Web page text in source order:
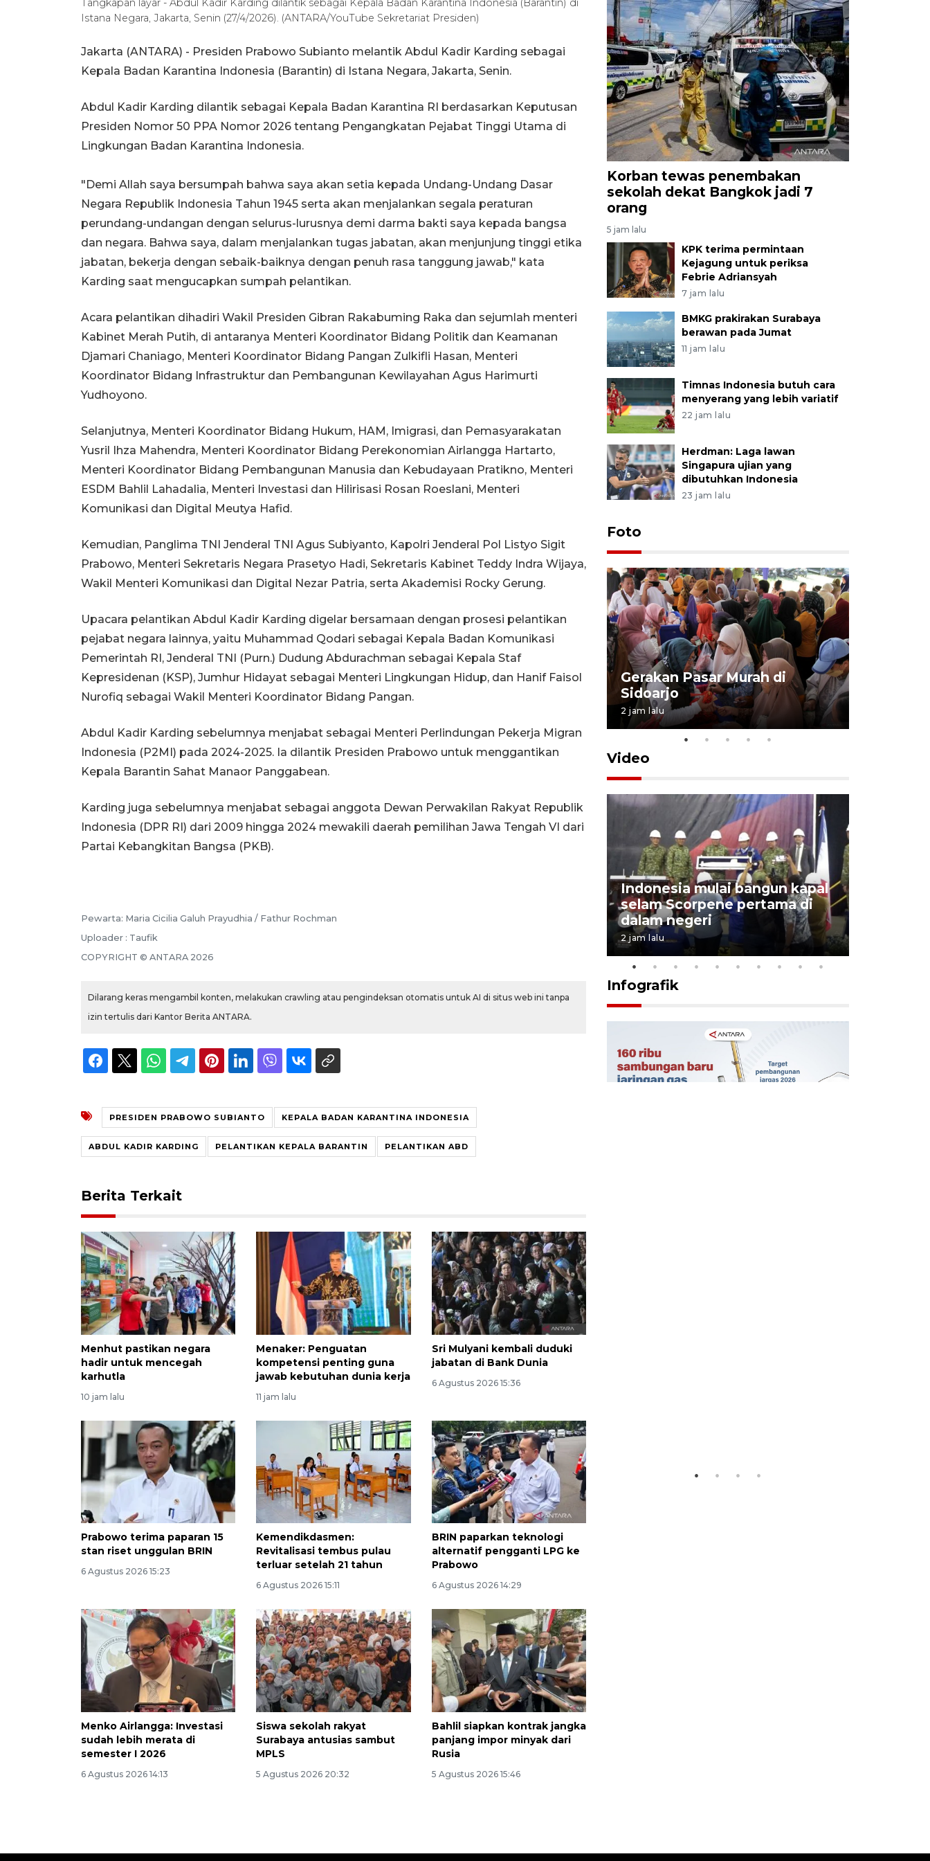
Tangkapan layar - Abdul Kadir Karding dilantik sebagai Kepala Badan Karantina Indonesia (Barantin) di
Istana Negara, Jakarta, Senin (27/4/2026). (ANTARA/YouTube Sekretariat Presiden)
Jakarta (ANTARA) - Presiden Prabowo Subianto melantik Abdul Kadir Karding sebagai
Kepala Badan Karantina Indonesia (Barantin) di Istana Negara, Jakarta, Senin.
Abdul Kadir Karding dilantik sebagai Kepala Badan Karantina RI berdasarkan Keputusan
Presiden Nomor 50 PPA Nomor 2026 tentang Pengangkatan Pejabat Tinggi Utama di
Lingkungan Badan Karantina Indonesia.
"Demi Allah saya bersumpah bahwa saya akan setia kepada Undang-Undang Dasar
Negara Republik Indonesia Tahun 1945 serta akan menjalankan segala peraturan
perundang-undangan dengan selurus-lurusnya demi darma bakti saya kepada bangsa
dan negara. Bahwa saya, dalam menjalankan tugas jabatan, akan menjunjung tinggi etika
jabatan, bekerja dengan sebaik-baiknya dengan penuh rasa tanggung jawab," kata
Karding saat mengucapkan sumpah pelantikan.
Acara pelantikan dihadiri Wakil Presiden Gibran Rakabuming Raka dan sejumlah menteri
Kabinet Merah Putih, di antaranya Menteri Koordinator Bidang Politik dan Keamanan
Djamari Chaniago, Menteri Koordinator Bidang Pangan Zulkifli Hasan, Menteri
Koordinator Bidang Infrastruktur dan Pembangunan Kewilayahan Agus Harimurti
Yudhoyono.
Selanjutnya, Menteri Koordinator Bidang Hukum, HAM, Imigrasi, dan Pemasyarakatan
Yusril Ihza Mahendra, Menteri Koordinator Bidang Perekonomian Airlangga Hartarto,
Menteri Koordinator Bidang Pembangunan Manusia dan Kebudayaan Pratikno, Menteri
ESDM Bahlil Lahadalia, Menteri Investasi dan Hilirisasi Rosan Roeslani, Menteri
Komunikasi dan Digital Meutya Hafid.
Kemudian, Panglima TNI Jenderal TNI Agus Subiyanto, Kapolri Jenderal Pol Listyo Sigit
Prabowo, Menteri Sekretaris Negara Prasetyo Hadi, Sekretaris Kabinet Teddy Indra Wijaya,
Wakil Menteri Komunikasi dan Digital Nezar Patria, serta Akademisi Rocky Gerung.
Upacara pelantikan Abdul Kadir Karding digelar bersamaan dengan prosesi pelantikan
pejabat negara lainnya, yaitu Muhammad Qodari sebagai Kepala Badan Komunikasi
Pemerintah RI, Jenderal TNI (Purn.) Dudung Abdurachman sebagai Kepala Staf
Kepresidenan (KSP), Jumhur Hidayat sebagai Menteri Lingkungan Hidup, dan Hanif Faisol
Nurofiq sebagai Wakil Menteri Koordinator Bidang Pangan.
Abdul Kadir Karding sebelumnya menjabat sebagai Menteri Perlindungan Pekerja Migran
Indonesia (P2MI) pada 2024-2025. Ia dilantik Presiden Prabowo untuk menggantikan
Kepala Barantin Sahat Manaor Panggabean.
Karding juga sebelumnya menjabat sebagai anggota Dewan Perwakilan Rakyat Republik
Indonesia (DPR RI) dari 2009 hingga 2024 mewakili daerah pemilihan Jawa Tengah VI dari
Partai Kebangkitan Bangsa (PKB).
Pewarta: Maria Cicilia Galuh Prayudhia / Fathur Rochman
Uploader : Taufik
COPYRIGHT © ANTARA 2026
Dilarang keras mengambil konten, melakukan crawling atau pengindeksan otomatis untuk AI di situs web ini tanpa
izin tertulis dari Kantor Berita ANTARA.
PRESIDEN PRABOWO SUBIANTO KEPALA BADAN KARANTINA INDONESIA
ABDUL KADIR KARDING PELANTIKAN KEPALA BARANTIN PELANTIKAN ABD
Berita Terkait
Menhut pastikan negara
hadir untuk mencegah
karhutla
10 jam lalu
Menaker: Penguatan
kompetensi penting guna
jawab kebutuhan dunia kerja
11 jam lalu
Sri Mulyani kembali duduki
jabatan di Bank Dunia
6 Agustus 2026 15:36
Prabowo terima paparan 15
stan riset unggulan BRIN
6 Agustus 2026 15:23
Kemendikdasmen:
Revitalisasi tembus pulau
terluar setelah 21 tahun
6 Agustus 2026 15:11
BRIN paparkan teknologi
alternatif pengganti LPG ke
Prabowo
6 Agustus 2026 14:29
Menko Airlangga: Investasi
sudah lebih merata di
semester I 2026
6 Agustus 2026 14:13
Siswa sekolah rakyat
Surabaya antusias sambut
MPLS
5 Agustus 2026 20:32
Bahlil siapkan kontrak jangka
panjang impor minyak dari
Rusia
5 Agustus 2026 15:46
Korban tewas penembakan
sekolah dekat Bangkok jadi 7
orang
5 jam lalu
KPK terima permintaan
Kejagung untuk periksa
Febrie Adriansyah
7 jam lalu
BMKG prakirakan Surabaya
berawan pada Jumat
11 jam lalu
Timnas Indonesia butuh cara
menyerang yang lebih variatif
22 jam lalu
Herdman: Laga lawan
Singapura ujian yang
dibutuhkan Indonesia
23 jam lalu
Foto
Persebaya juara Piala
Presiden 2026
Gerakan Pasar Murah di
Sidoarjo
2 jam lalu
Video
Indonesia mulai bangun kapal
selam Scorpene pertama di
dalam negeri
2 jam lalu
Infografik
tumbuh 5,29 persen
2026-08-06 18:45:00